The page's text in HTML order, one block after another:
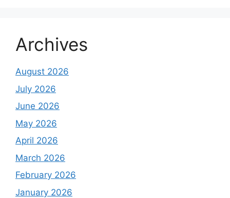
Archives
August 2026
July 2026
June 2026
May 2026
April 2026
March 2026
February 2026
January 2026